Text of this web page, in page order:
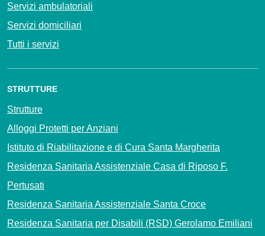
Servizi ambulatoriali
Servizi domiciliari
Tutti i servizi
STRUTTURE
Strutture
Alloggi Protetti per Anziani
Istituto di Riabilitazione e di Cura Santa Margherita
Residenza Sanitaria Assistenziale Casa di Riposo F.
Pertusati
Residenza Sanitaria Assistenziale Santa Croce
Residenza Sanitaria per Disabili (RSD) Gerolamo Emiliani